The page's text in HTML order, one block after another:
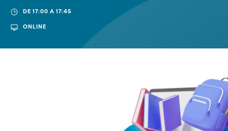
DE 17:00 A 17:45
ONLINE